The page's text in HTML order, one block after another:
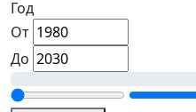
Год
От
До